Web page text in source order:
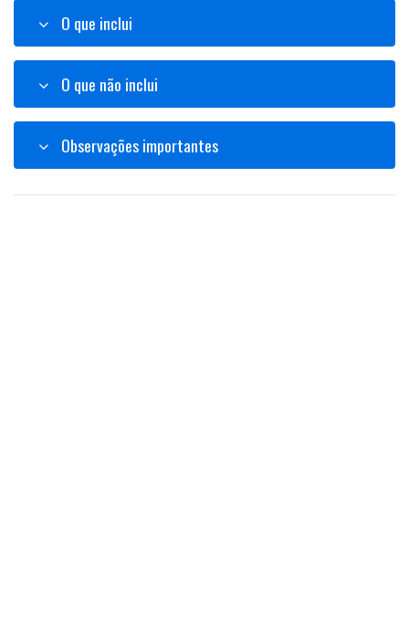
O que inclui
O que não inclui
Observações importantes